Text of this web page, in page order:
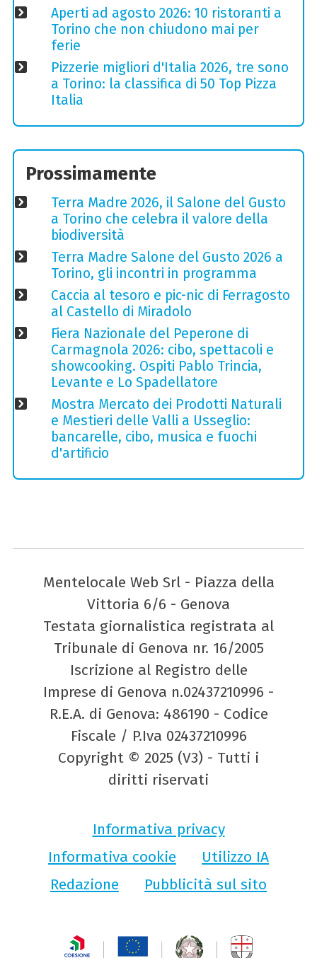
Aperti ad agosto 2026: 10 ristoranti a
Torino che non chiudono mai per
ferie
Pizzerie migliori d'Italia 2026, tre sono
a Torino: la classifica di 50 Top Pizza
Italia
Prossimamente
Terra Madre 2026, il Salone del Gusto
a Torino che celebra il valore della
biodiversità
Terra Madre Salone del Gusto 2026 a
Torino, gli incontri in programma
Caccia al tesoro e pic-nic di Ferragosto
al Castello di Miradolo
Fiera Nazionale del Peperone di
Carmagnola 2026: cibo, spettacoli e
showcooking. Ospiti Pablo Trincia,
Levante e Lo Spadellatore
Mostra Mercato dei Prodotti Naturali
e Mestieri delle Valli a Usseglio:
bancarelle, cibo, musica e fuochi
d'artificio
Mentelocale Web Srl - Piazza della
Vittoria 6/6 - Genova
Testata giornalistica registrata al
Tribunale di Genova nr. 16/2005
Iscrizione al Registro delle
Imprese di Genova n.02437210996 -
R.E.A. di Genova: 486190 - Codice
Fiscale / P.Iva 02437210996
Copyright © 2025 (V3) - Tutti i
diritti riservati
Informativa privacy
Informativa cookie
Utilizzo IA
Redazione
Pubblicità sul sito